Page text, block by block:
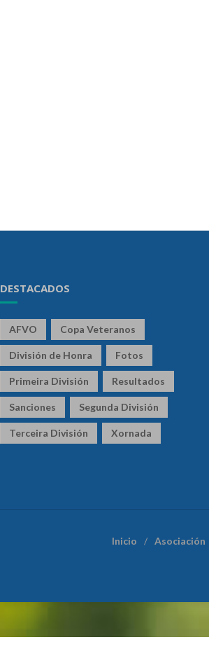
DESTACADOS
AFVO Copa Veteranos
División de Honra Fotos
Primeira División Resultados
Sanciones Segunda División
Terceira División Xornada
Inicio Asociación